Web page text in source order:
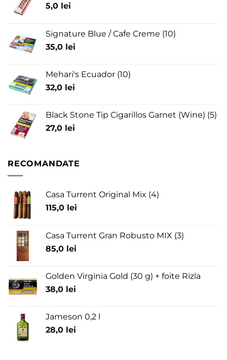
5,0 lei
Signature Blue / Cafe Creme (10)
35,0 lei
Mehari's Ecuador (10)
32,0 lei
Black Stone Tip Cigarillos Garnet (Wine) (5)
27,0 lei
RECOMANDATE
Casa Turrent Original Mix (4)
115,0 lei
Casa Turrent Gran Robusto MIX (3)
85,0 lei
Golden Virginia Gold (30 g) + foite Rizla
38,0 lei
Jameson 0,2 l
28,0 lei